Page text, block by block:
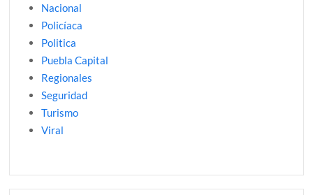
Nacional
Policíaca
Politica
Puebla Capital
Regionales
Seguridad
Turismo
Viral